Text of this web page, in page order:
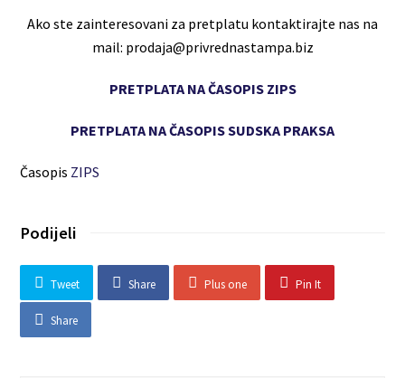
Ako ste zainteresovani za pretplatu kontaktirajte nas na
mail: prodaja@privrednastampa.biz
PRETPLATA NA ČASOPIS ZIPS
PRETPLATA NA ČASOPIS SUDSKA PRAKSA
Časopis ZIPS
Podijeli
Tweet Share Plus one Pin It
Share